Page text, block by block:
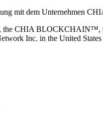
mit dem Unternehmen
CHIA BLOCKCHAIN™,
Inc. in the United